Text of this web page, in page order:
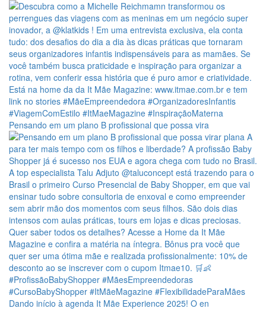
Pensando em um plano B profissional que possa vira
Dando início à agenda It Mãe Experience 2025! O en